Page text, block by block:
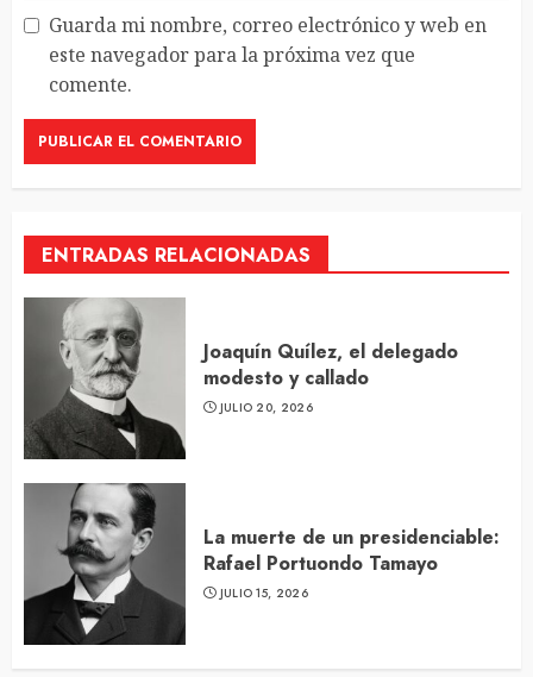
Guarda mi nombre, correo electrónico y web en
este navegador para la próxima vez que
comente.
ENTRADAS RELACIONADAS
Joaquín Quílez, el delegado
modesto y callado
JULIO 20, 2026
La muerte de un presidenciable:
Rafael Portuondo Tamayo
JULIO 15, 2026